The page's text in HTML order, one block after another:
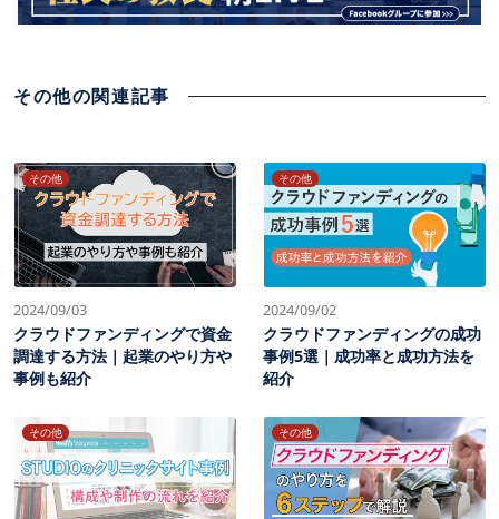
その他の関連記事
その他
2024/09/03
クラウドファンディングで資金
調達する方法｜起業のやり方や
事例も紹介
その他
2024/09/02
クラウドファンディングの成功
事例5選｜成功率と成功方法を
紹介
その他 その他